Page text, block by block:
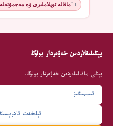
ماقالە توپلاملىرى ۋە
يېڭىلىقلاردىن خەۋەردار بولۇڭ
يېڭى ماقالىلەردىن خەۋەردار بولۇڭ.